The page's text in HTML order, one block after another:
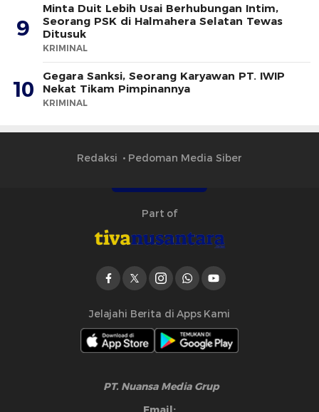
9
Minta Duit Lebih Usai Berhubungan Intim,
Seorang PSK di Halmahera Selatan Tewas
Ditusuk
KRIMINAL
10
Gegara Sanksi, Seorang Karyawan PT. IWIP
Nekat Tikam Pimpinannya
KRIMINAL
Redaksi Pedoman Media Siber
Part of
Jelajahi Berita di Apps Kami
PT. Nuansa Media Grup